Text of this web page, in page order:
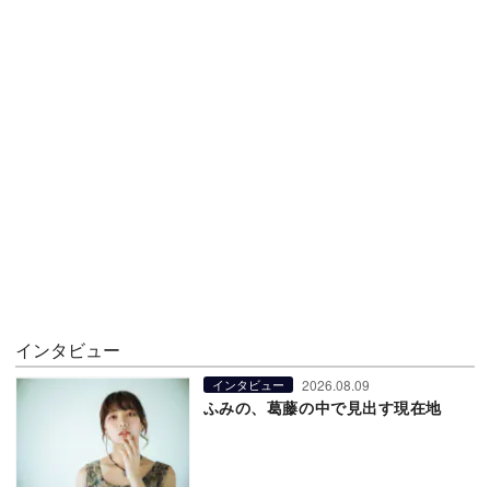
インタビュー
インタビュー 2026.08.09
ふみの、葛藤の中で見出す現在地